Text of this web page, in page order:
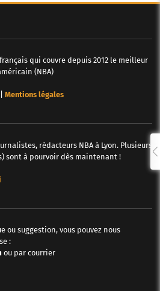
qui couvre depuis 2012 le meilleur
(NBA)
Mentions légales
rédacteurs NBA à Lyon. Plusieurs
sont à pourvoir dès maintenant !
ou suggestion, vous pouvez nous
:
ou par courrier